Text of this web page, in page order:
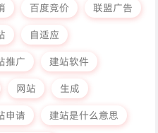
百度竞价
联盟广告
自适应
推广
建站软件
网站
生成
申请
建站是什么意思